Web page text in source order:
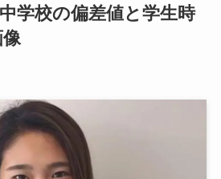
学校の偏差値と学生時